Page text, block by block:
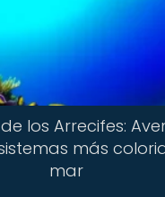
de los Arrecifes:
más
mar